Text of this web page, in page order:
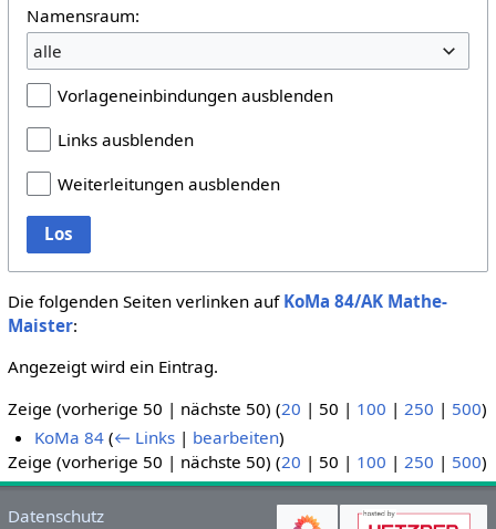
Namensraum:
alle
Vorlageneinbindungen ausblenden
Links ausblenden
Weiterleitungen ausblenden
Los
Die folgenden Seiten verlinken auf KoMa 84/AK Mathe-
Maister:
Angezeigt wird ein Eintrag.
Zeige (vorherige 50 | nächste 50) (20 | 50 | 100 | 250 | 500)
KoMa 84 (← Links | bearbeiten)
Zeige (vorherige 50 | nächste 50) (20 | 50 | 100 | 250 | 500)
Datenschutz